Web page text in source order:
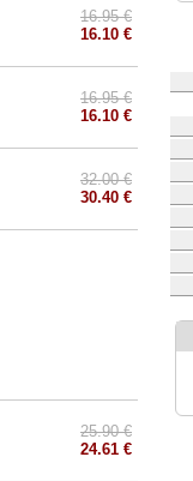
16.95 €
16.10 €
16.95 €
16.10 €
32.00 €
30.40 €
25.90 €
24.61 €